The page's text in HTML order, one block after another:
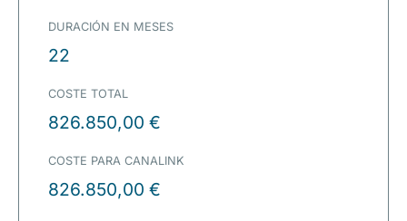
DURACIÓN EN MESES
22
COSTE TOTAL
826.850,00 €
COSTE PARA CANALINK
826.850,00 €